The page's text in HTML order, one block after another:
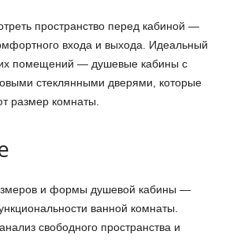
пространство перед кабиной —
входа и выхода. Идеальный
помещений — душевые кабины с
стеклянными дверями, которые
размер комнаты.
и формы душевой кабины —
ванной комнаты.
свободного пространства и